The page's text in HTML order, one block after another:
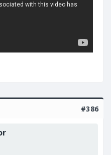
haluaisit.
bi:n ja jatko-osan Chi
#386